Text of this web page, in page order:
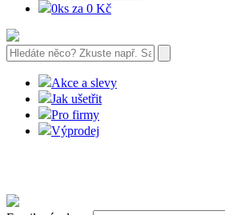
0ks za 0 Kč
Akce a slevy
Jak ušetřit
Pro firmy
Výprodej